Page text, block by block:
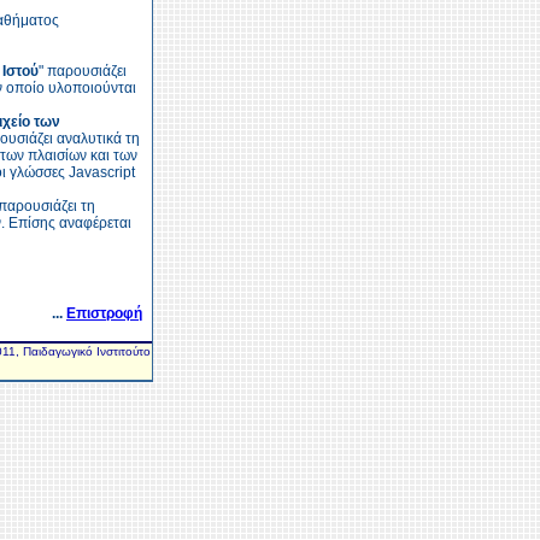
" παρουσιάζει
υλοποιούνται
των
αναλυτικά τη
πλαισίων και των
γλώσσες Javascript
τη
Επίσης αναφέρεται
... Επιστροφή
Παιδαγωγικό Ινστιτούτο